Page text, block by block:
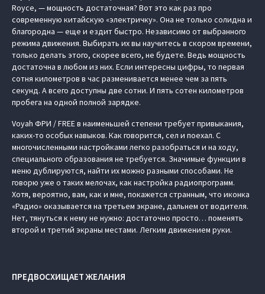
Royce, — мощность достаточная? Вот это как раз про
современную китайскую «электричку». Она не только солидна и
благородна — еще и ездит быстро. Независимо от выбранного
режима движения. Выбирать их вы научитесь в скором времени,
только делать этого, скорее всего, не будете. Ведь мощность
достаточна в любом из них. Если интересны цифры, то первая
сотня километров в час разменивается менее чем за пять
секунд. А всего доступны две сотни. И пять сотен километров
пробега на одной полной зарядке.
Voyah ФРИ / FREE в наименьшей степени требует привыкания,
каких-то особых навыков. Как говорится, сел и поехал. С
многочисленными настройками легко разобраться и на ходу,
специального образования не требуется. Значимые функции в
меню дублируются, найти их можно разными способами. Не
говорю уже о таких мелочах, как настройка радиопрограмм.
Хотя, вероятно, вам, как и мне, покажется странным, что иконка
«Радио» оказывается на третьем экране, дальнем от водителя.
Нет, тянуться к нему не нужно: достаточно просто… поменять
второй и третий экраны местами. Легким движением руки.
ПРЕДВОСХИЩАЕТ ЖЕЛАНИЯ